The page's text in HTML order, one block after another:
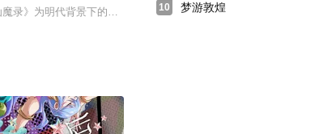
江北辰荣耀归来！伪装赘婿，扮
图”创造出来的幻想世界。于是，在我们所身处的虚拟空间之外，
游戏“九州世界”中，成为游戏NPC。然而，他一想到玩家们常常
魔录》为明代背景下的仙侠故事，讲述的是玄魔两道之间已经持
10 梦游敦煌